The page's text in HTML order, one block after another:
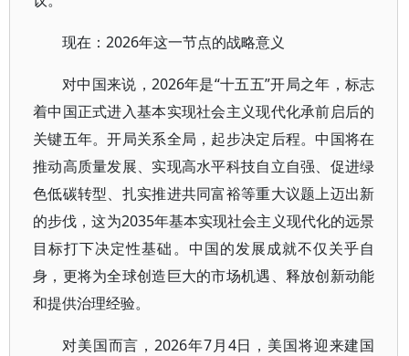
现在：2026年这一节点的战略意义
对中国来说，2026年是“十五五”开局之年，标志
着中国正式进入基本实现社会主义现代化承前启后的
关键五年。开局关系全局，起步决定后程。中国将在
推动高质量发展、实现高水平科技自立自强、促进绿
色低碳转型、扎实推进共同富裕等重大议题上迈出新
的步伐，这为2035年基本实现社会主义现代化的远景
目标打下决定性基础。中国的发展成就不仅关乎自
身，更将为全球创造巨大的市场机遇、释放创新动能
和提供治理经验。
对美国而言，2026年7月4日，美国将迎来建国